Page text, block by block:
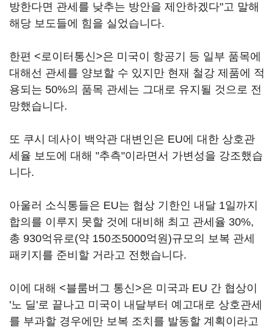
방한다면 관세를 낮추는 방안을 제안하겠다"고 말해
해당 보도들에 힘을 실었습니다.
한편 <로이터통신>은 미국이 항공기 등 일부 품목에
대해선 관세를 양보할 수 있지만 현재 철강 제품에 적
용되는 50%의 품목 관세는 그대로 유지될 것으로 전
망했습니다.
또 쿠시 데사이 백악관 대변인은 EU에 대한 상호관
세율 보도에 대해 "추측"이라면서 가변성을 강조했습
니다.
아울러 소식통들은 EU는 협상 기한인 내달 1일까지
합의를 이루지 못할 것에 대비해 최고 관세율 30%,
총 930억유로(약 150조5000억원)규모의 보복 관세
패키지를 준비할 거라고 전했습니다.
이에 대해 <블룸버그 통신>은 미국과 EU 간 협상이
'노 딜'로 끝나고 미국이 내달부터 예고대로 상호관세
를 부과할 경우에만 보복 조치를 발동할 계획이라고